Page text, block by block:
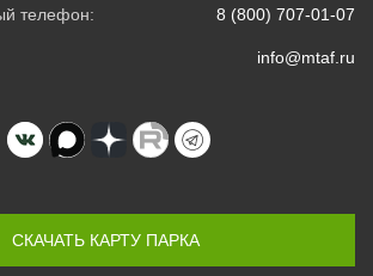
телефон: 8 (800) 707-01-07
info@mtaf.ru
СКАЧАТЬ КАРТУ ПАРКА